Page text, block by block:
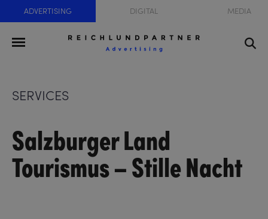
ADVERTISING DIGITAL MEDIA
SERVICES
Salzburger Land
Tourismus – Stille Nacht